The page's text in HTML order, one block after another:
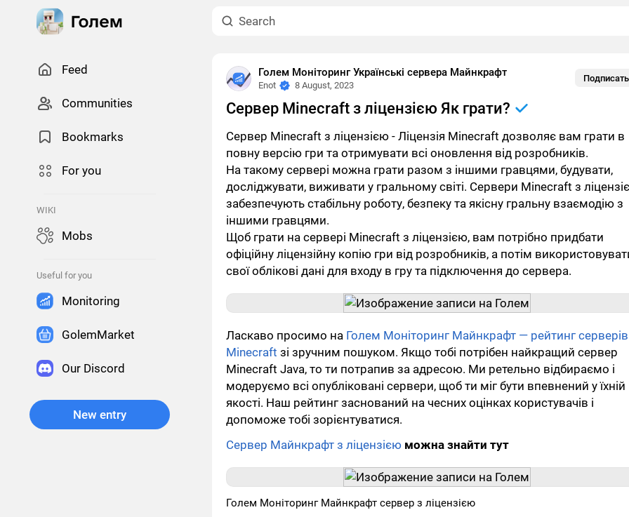
Feed
Сommunities
Bookmarks
For you
WIKI
Mobs
Useful for you
Monitoring
GolemMarket
Our Discord
New entry
Голем Моніторинг Українські сервера Майнкрафт
Enot 8 August, 2023
Сервер Minecraft з ліцензією Як грати?
Сервер Minecraft з ліцензією - Ліцензія Minecraft дозволяє вам грати в
повну версію гри та отримувати всі оновлення від розробників.
На такому сервері можна грати разом з іншими гравцями, будувати,
досліджувати, виживати у гральному світі. Сервери Minecraft з
забезпечують стабільну роботу, безпеку та якісну гральну взаємодію з
іншими гравцями.
Щоб грати на сервері Minecraft з ліцензією, вам потрібно придбати
офіційну ліцензійну копію гри від розробників, а потім
свої облікові дані для входу в гру та підключення до сервера.
Ласкаво просимо на Голем Моніторинг Майнкрафт — рейтинг серверів
Minecraft зі зручним пошуком. Якщо тобі потрібен найкращий сервер
Minecraft Java, то ти потрапив за адресою. Ми ретельно відбираємо і
модеруємо всі опубліковані сервери, щоб ти міг бути впевнений у їхній
якості. Наш рейтинг заснований на чесних оцінках користувачів і
допоможе тобі зорієнтуватися.
Сервер Майнкрафт з ліцензією можна знайти тут
Голем Моніторинг Майнкрафт сервер з ліцензією